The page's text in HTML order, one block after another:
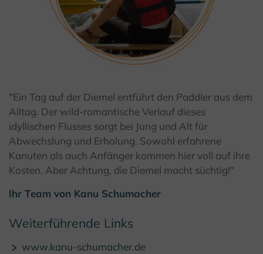
© Kanu Schumacher
"Ein Tag auf der Diemel entführt den Paddler aus dem
Alltag. Der wild-romantische Verlauf dieses
idyllischen Flusses sorgt bei Jung und Alt für
Abwechslung und Erholung. Sowohl erfahrene
Kanuten als auch Anfänger kommen hier voll auf ihre
Kosten. Aber Achtung, die Diemel macht süchtig!"
Ihr Team von Kanu Schumacher
Weiterführende Links
www.kanu-schumacher.de